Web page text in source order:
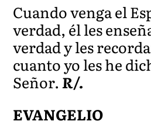
Cuando venga el
verdad, él les
verdad y les
cuanto yo les he
Señor.R/.
EVANGELIO